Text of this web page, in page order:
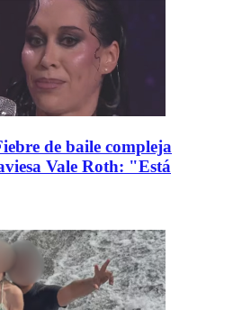
de baile compleja
Vale Roth: "Está